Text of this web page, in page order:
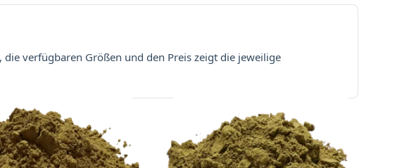
verfügbaren Größen und den Preis zeigt die jeweilige